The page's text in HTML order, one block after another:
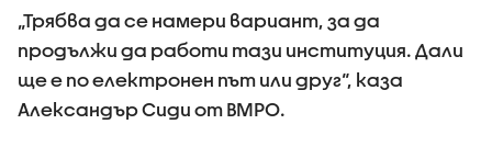
„Трябва да се намери вариант, за да
продължи да работи тази институция. Дали
ще е по електронен път или друг“, каза
Александър Сиди от ВМРО.